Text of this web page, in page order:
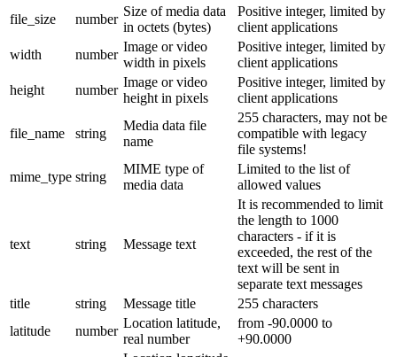
file_size
number
Size of media data
in octets (bytes)
Positive integer, limited by
client applications
width
number
Image or video
width in pixels
Positive integer, limited by
client applications
height
number
Image or video
height in pixels
Positive integer, limited by
client applications
file_name string
Media data file
name
255 characters, may not be
compatible with legacy
file systems!
mime_type string
MIME type of
media data
Limited to the list of
allowed values
text string Message text
It is recommended to limit
the length to 1000
characters - if it is
exceeded, the rest of the
text will be sent in
separate text messages
title
string Message title
255 characters
latitude
number
Location latitude,
real number
from -90.0000 to
+90.0000